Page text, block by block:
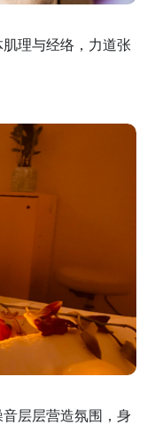
理与经络，力道张
层层营造氛围，身